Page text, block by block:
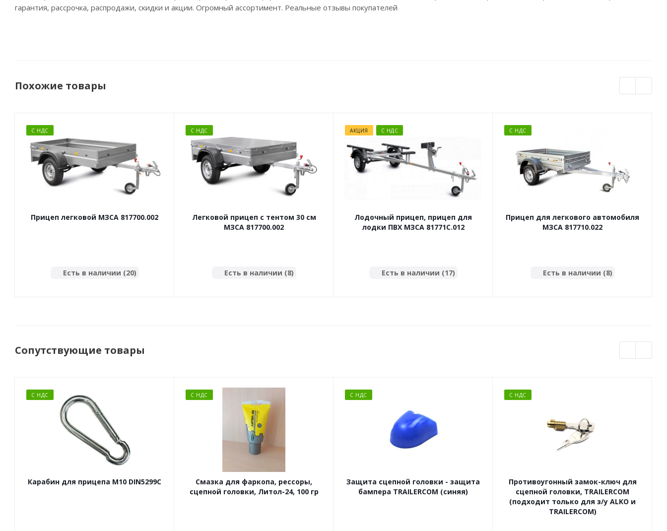
гарантия, рассрочка, распродажи, скидки и акции. Огромный ассортимент. Реальные отзывы покупателей
Похожие товары
С НДС
Прицеп легковой МЗСА 817700.002
Есть в наличии (20)
С НДС
Легковой прицеп с тентом 30 см
МЗСА 817700.002
Есть в наличии (8)
АКЦИЯ С НДС
Лодочный прицеп, прицеп для
лодки ПВХ МЗСА 81771C.012
Есть в наличии (17)
С НДС
Прицеп для легкового автомобиля
МЗСА 817710.022
Есть в наличии (8)
Сопутствующие товары
С НДС
Карабин для прицепа М10 DIN5299C
С НДС
Смазка для фаркопа, рессоры,
сцепной головки, Литол-24, 100 гр
С НДС
Защита сцепной головки - защита
бампера TRAILERCOM (синяя)
С НДС
Противоугонный замок-ключ для
сцепной головки, TRAILERCOM
(подходит только для з/у ALKO и
TRAILERCOM)